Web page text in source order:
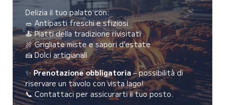
Delizia il tuo palato con:
🥗 Antipasti freschi e sfiziosi
🍝 Piatti della tradizione rivisitati
🍖 Grigliate miste e sapori d’estate
🍰 Dolci artigianali
✨Prenotazione obbligatoria – possibilità di
riservare un tavolo con vista lago!
📞 Contattaci per assicurarti il tuo posto.